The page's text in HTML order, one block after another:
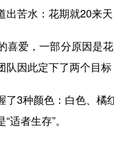
出苦水：花期就20来
爱，一部分原因是花
队因此定下了两个目
种颜色：白色、橘红
适者生存”。